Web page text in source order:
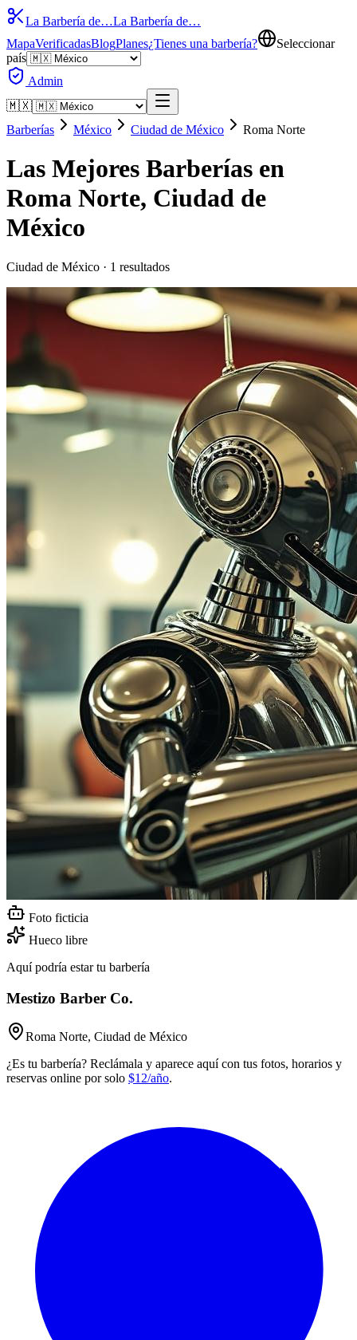
La Barbería de…La Barbería de…
MapaVerificadasBlogPlanes¿Tienes una barbería?
Seleccionar
país
Admin
🇲🇽
Barberías
México Ciudad de México Roma Norte
Las Mejores Barberías en
Roma Norte, Ciudad de
México
Ciudad de México · 1 resultados
Foto ficticia
Hueco libre
Aquí podría estar tu barbería
Mestizo Barber Co.
Roma Norte, Ciudad de México
¿Es tu barbería? Reclámala y aparece aquí con tus fotos, horarios y
reservas online por solo $12/año.